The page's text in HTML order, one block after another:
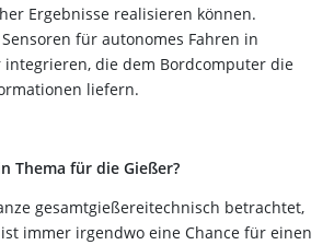
Ergebnisse realisieren können.
für autonomes Fahren in
integrieren, die dem Bordcomputer die
liefern.
Thema für die Gießer?
gesamtgießereitechnisch betrachtet,
immer irgendwo eine Chance für einen